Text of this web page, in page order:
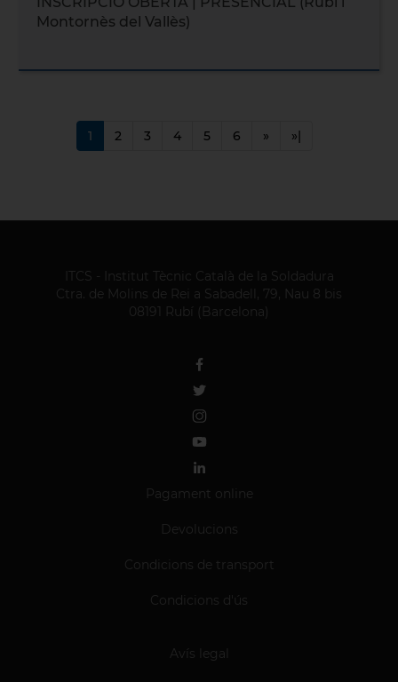
Montornès del Vallès)
1 2 3 4 5 6 » »|
ITCS - Institut Tècnic Català de la Soldadura
Ctra. de Molins de Rei a Sabadell, 79, Nau 8 bis
08191 Rubí (Barcelona)
Pagament online
Devolucions
Condicions de transport
Condicions d'ús
Avís legal